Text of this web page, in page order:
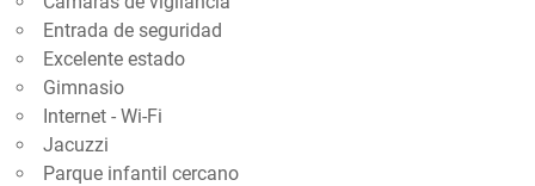
Entrada de seguridad
Excelente estado
Gimnasio
Internet - Wi-Fi
Jacuzzi
Parque infantil cercano